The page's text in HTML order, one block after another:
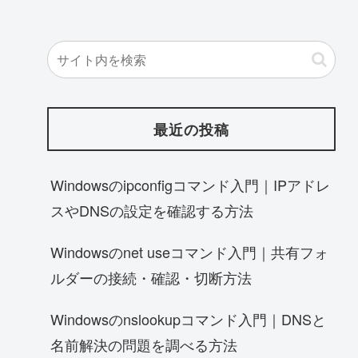
最近の投稿
Windowsのipconfigコマンド入門｜IPアドレ
スやDNSの設定を確認する方法
Windowsのnet useコマンド入門｜共有フォ
ルダーの接続・確認・切断方法
Windowsのnslookupコマンド入門｜DNSと
名前解決の問題を調べる方法